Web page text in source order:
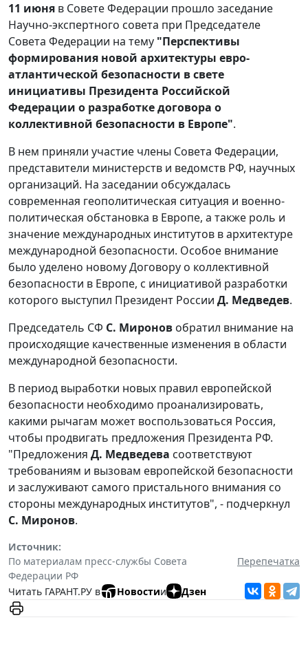
11 июня в Совете Федерации прошло заседание
Научно-экспертного совета при Председателе
Совета Федерации на тему "Перспективы
формирования новой архитектуры евро-
атлантической безопасности в свете
инициативы Президента Российской
Федерации о разработке договора о
коллективной безопасности в Европе".
В нем приняли участие члены Совета Федерации,
представители министерств и ведомств РФ, научных
организаций. На заседании обсуждалась
современная геополитическая ситуация и военно-
политическая обстановка в Европе, а также роль и
значение международных институтов в архитектуре
международной безопасности. Особое внимание
было уделено новому Договору о коллективной
безопасности в Европе, с инициативой разработки
которого выступил Президент России Д. Медведев.
Председатель СФ С. Миронов обратил внимание на
происходящие качественные изменения в области
международной безопасности.
В период выработки новых правил европейской
безопасности необходимо проанализировать,
какими рычагам может воспользоваться Россия,
чтобы продвигать предложения Президента РФ.
"Предложения Д. Медведева соответствуют
требованиям и вызовам европейской безопасности
и заслуживают самого пристального внимания со
стороны международных институтов", - подчеркнул
С. Миронов.
Источник:
По материалам пресс-службы Совета
Федерации РФ
Перепечатка
Читать ГАРАНТ.РУ в Новостии Дзен